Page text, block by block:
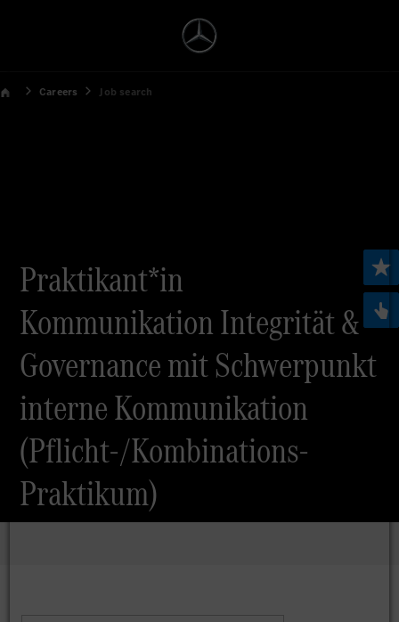
Careers Job search
Praktikant*in
Kommunikation Integrität &
Governance mit Schwerpunkt
interne Kommunikation
(Pflicht-/Kombinations-
Praktikum)